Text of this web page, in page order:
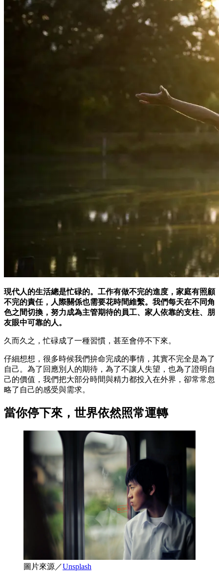
現代人的生活總是忙碌的。工作有做不完的進度，家庭有照顧
不完的責任，人際關係也需要花時間維繫。我們每天在不同角
色之間切換，努力成為主管期待的員工、家人依靠的支柱、朋
友眼中可靠的人。
久而久之，忙碌成了一種習慣，甚至會停不下來。
仔細想想，很多時候我們拚命完成的事情，其實不完全是為了
自己。為了回應別人的期待，為了不讓人失望，也為了證明自
己的價值，我們把大部分時間與精力都投入在外界，卻常常忽
略了自己的感受與需求。
當你停下來，世界依然照常運轉
圖片來源／Unsplash